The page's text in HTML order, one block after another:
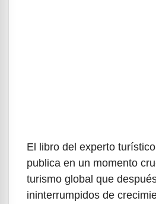
El libro del experto
publica en un momento
turismo global que
ininterrumpidos de